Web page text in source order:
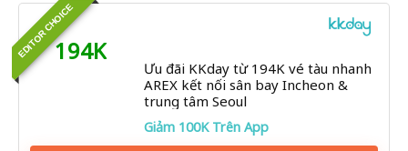
EDITOR CHOICE194K
Ưu đãi KKday từ 194K vé tàu nhanh
AREX kết nối sân bay Incheon &
trung tâm Seoul
Giảm 100K Trên App